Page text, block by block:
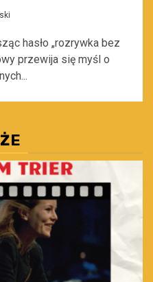
hasło „rozrywka bez
przewija się myśl o